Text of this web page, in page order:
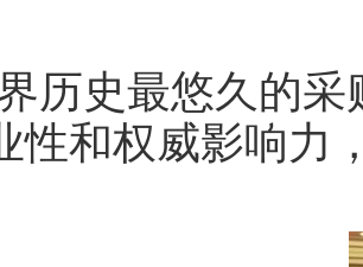
历史最悠久的采
性和权威影响力